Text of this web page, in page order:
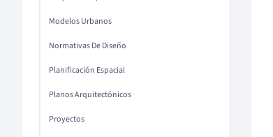
Modelos Urbanos
Normativas De Diseño
Planificación Espacial
Planos Arquitectónicos
Proyectos